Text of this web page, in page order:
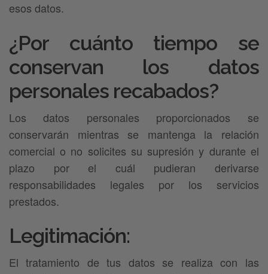
esos datos.
¿Por cuánto tiempo se
conservan los datos
personales recabados?
Los datos personales proporcionados se
conservarán mientras se mantenga la relación
comercial o no solicites su supresión y durante el
plazo por el cuál pudieran derivarse
responsabilidades legales por los servicios
prestados.
Legitimación:
El tratamiento de tus datos se realiza con las